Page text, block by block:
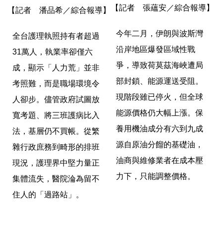
【記者 潘品希／綜合報導】
全台護理執照持有者超過
31萬人，執業率卻僅六
成，顯示「 人力荒」並非
考照難，而是職場環境令
人卻步。 儘管政府試圖放
寬考題、將三班護病比入
法，基層仍不買帳。 從繁
雜行政庶務到畸形的排班
現況，護理界中堅力量正
集體流失， 醫院淪為留不
住人的「過路站」。
【記者 張蘊安／綜合報導】
今年二月，伊朗與波斯灣
沿岸地區爆發區域性戰
爭， 導致荷莫茲海峽遭局
部封鎖、能源運送受阻。
現階段雖已停火， 但全球
能源價格仍大幅上漲。 保
養用機油成分有六到九成
源自原油分餾的基礎油，
油商與維修業者在成本壓
力下，只能調整價格。